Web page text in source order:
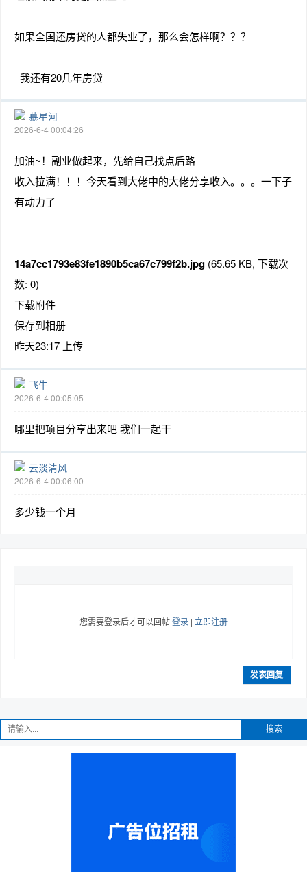
如果全国还房贷的人都失业了，那么会怎样啊？？？
我还有20几年房贷
慕星河
2026-6-4 00:04:26
加油~！副业做起来，先给自己找点后路
收入拉满！！！今天看到大佬中的大佬分享收入。。。一下子
有动力了
14a7cc1793e83fe1890b5ca67c799f2b.jpg (65.65 KB, 下载次
数: 0)
下载附件
保存到相册
昨天23:17 上传
飞牛
2026-6-4 00:05:05
哪里把项目分享出来吧 我们一起干
云淡清风
2026-6-4 00:06:00
多少钱一个月
您需要登录后才可以回帖登录 | 立即注册
发表回复
搜索